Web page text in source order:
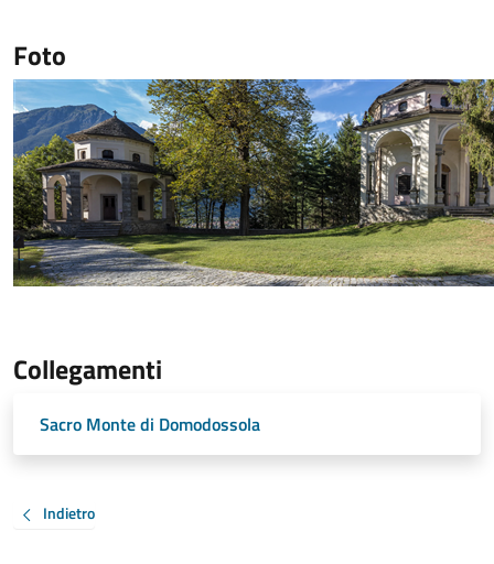
Foto
Collegamenti
Sacro Monte di Domodossola
Indietro